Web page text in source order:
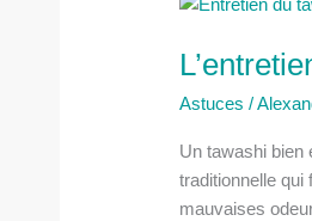
Astuces /
Un tawashi bien
traditionnelle qui
mauvaises